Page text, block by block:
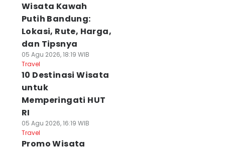
Wisata Kawah
Putih Bandung:
Lokasi, Rute, Harga,
dan Tipsnya
05 Agu 2026, 18:19 WIB
Travel
10 Destinasi Wisata
untuk
Memperingati HUT
RI
05 Agu 2026, 16:19 WIB
Travel
Promo Wisata